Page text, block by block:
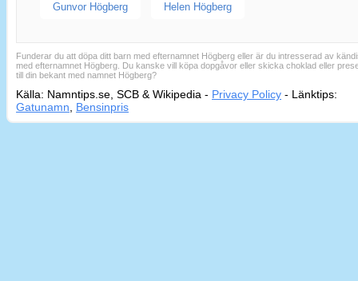
Gunvor Högberg Helen Högberg
Funderar du att döpa ditt barn med efternamnet Högberg eller är du intresserad av
med efternamnet Högberg. Du kanske vill köpa dopgåvor eller skicka choklad eller
till din bekant med namnet Högberg?
Källa: Namntips.se, SCB & Wikipedia - Privacy Policy - Länktips:
Gatunamn
Bensinpris